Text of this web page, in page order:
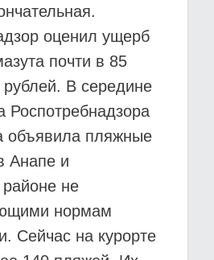
оценил ущерб
почти в 85
В середине
Роспотребнадзора
объявила пляжные
Анапе и
не
нормам
Сейчас на курорте